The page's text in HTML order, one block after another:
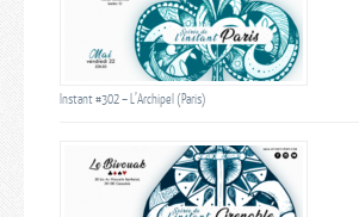
Instant #302 – L’Archipel (Paris)